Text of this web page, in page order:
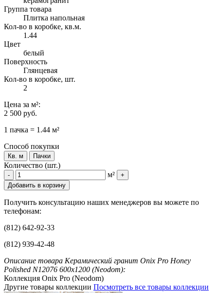
Группа товара
Плитка напольная
Кол-во в коробке, кв.м.
1.44
Цвет
белый
Поверхность
Глянцевая
Кол-во в коробке, шт.
2
Цена за м²:
2 500 руб.
1 пачка = 1.44 м²
Способ покупки
Кв. м Пачки
Количество (шт.)
- м²
+
Добавить в корзину
Получить консультацию наших менеджеров вы можете по
телефонам:
(812) 642-92-33
(812) 939-42-48
Описание товара Керамический гранит Onix Pro Honey
Polished N12076 600x1200 (Neodom):
Коллекция Onix Pro (Neodom)
Другие товары коллекции Посмотреть все товары коллекции